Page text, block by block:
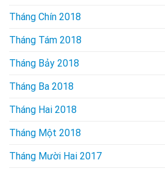
Tháng Chín 2018
Tháng Tám 2018
Tháng Bảy 2018
Tháng Ba 2018
Tháng Hai 2018
Tháng Một 2018
Tháng Mười Hai 2017